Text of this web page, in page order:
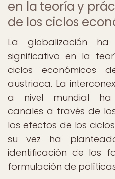
en la teoría y
de los ciclos
La globalización
significativo en la
ciclos económicos
austriaca. La
a nivel mundial ha
canales a través de
los efectos de los
su vez ha
identificación de los
formulación de